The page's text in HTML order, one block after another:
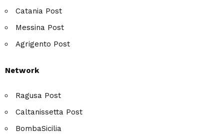
Catania Post
Messina Post
Agrigento Post
Network
Ragusa Post
Caltanissetta Post
BombaSicilia